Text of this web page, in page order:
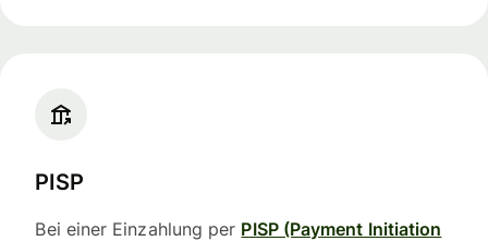
PISP
Bei einer Einzahlung per PISP (Payment Initiation